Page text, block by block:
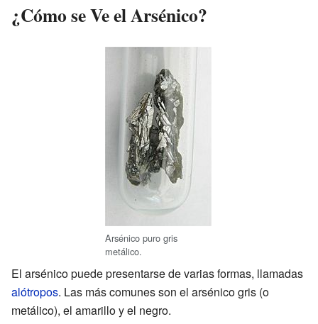
¿Cómo se Ve el Arsénico?
Arsénico puro gris
metálico.
El arsénico puede presentarse de varias formas, llamadas
alótropos. Las más comunes son el arsénico gris (o
metálico), el amarillo y el negro.